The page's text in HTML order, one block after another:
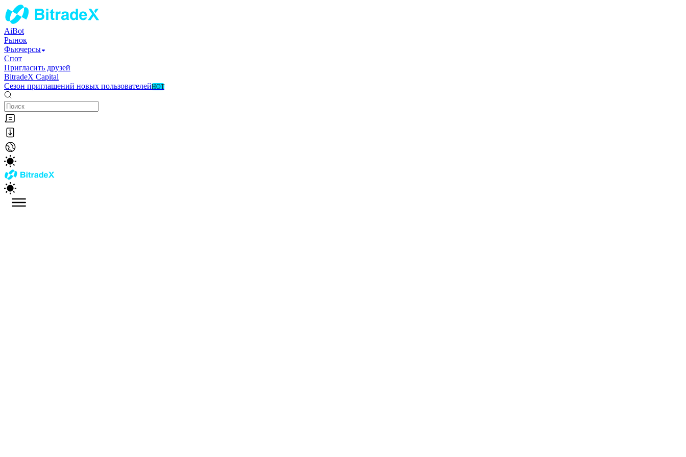
AiBot
Рынок
Фьючерсы
Спот
Пригласить друзей
BitradeX Capital
Сезон приглашений новых пользователейHOT